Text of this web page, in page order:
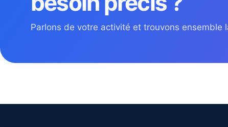
Parlons de votre activité et trouvons ensemble